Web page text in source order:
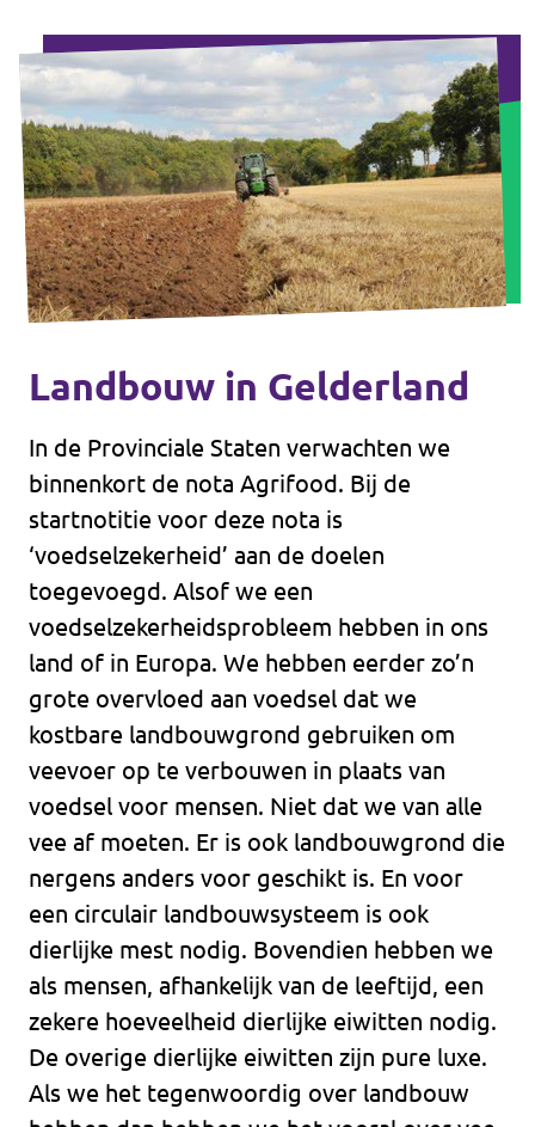
Landbouw in Gelderland
In de Provinciale Staten verwachten we
binnenkort de nota Agrifood. Bij de
startnotitie voor deze nota is
‘voedselzekerheid’ aan de doelen
toegevoegd. Alsof we een
voedselzekerheidsprobleem hebben in ons
land of in Europa. We hebben eerder zo’n
grote overvloed aan voedsel dat we
kostbare landbouwgrond gebruiken om
veevoer op te verbouwen in plaats van
voedsel voor mensen. Niet dat we van alle
vee af moeten. Er is ook landbouwgrond die
nergens anders voor geschikt is. En voor
een circulair landbouwsysteem is ook
dierlijke mest nodig. Bovendien hebben we
als mensen, afhankelijk van de leeftijd, een
zekere hoeveelheid dierlijke eiwitten nodig.
De overige dierlijke eiwitten zijn pure luxe.
Als we het tegenwoordig over landbouw